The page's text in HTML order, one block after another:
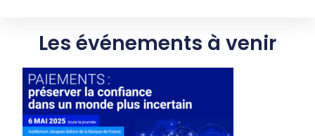
Les événements à venir
3 mai, 2025